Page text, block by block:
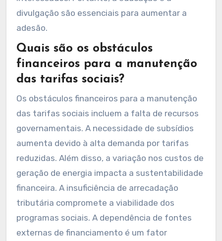
divulgação são essenciais para aumentar a
adesão.
Quais são os obstáculos
financeiros para a manutenção
das tarifas sociais?
Os obstáculos financeiros para a manutenção
das tarifas sociais incluem a falta de recursos
governamentais. A necessidade de subsídios
aumenta devido à alta demanda por tarifas
reduzidas. Além disso, a variação nos custos de
geração de energia impacta a sustentabilidade
financeira. A insuficiência de arrecadação
tributária compromete a viabilidade dos
programas sociais. A dependência de fontes
externas de financiamento é um fator